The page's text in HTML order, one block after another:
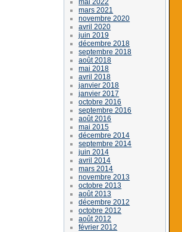
mars 2021
novembre 2020
avril 2020
juin 2019
décembre 2018
septembre 2018
août 2018
mai 2018
avril 2018
janvier 2018
janvier 2017
octobre 2016
septembre 2016
août 2016
mai 2015
décembre 2014
septembre 2014
juin 2014
avril 2014
mars 2014
novembre 2013
octobre 2013
août 2013
décembre 2012
octobre 2012
août 2012
février 2012